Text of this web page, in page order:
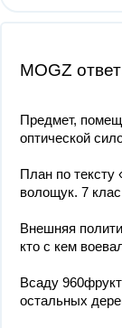
MOGZ
Предмет,
оптической
План по тексту
волощук. 7
Внешняя
кто с кем
Всаду
остальных